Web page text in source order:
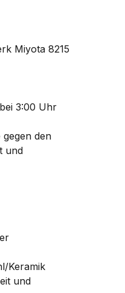
Miyota 8215
3:00 Uhr
gegen den
und
Keramik
und